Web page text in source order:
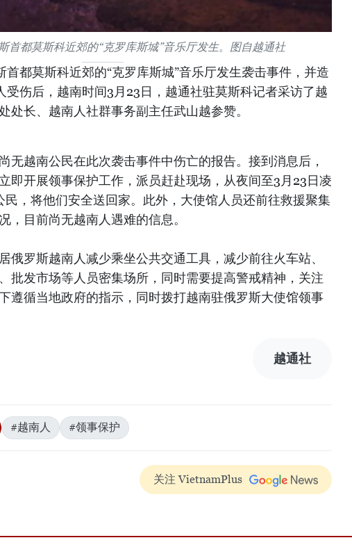
首都莫斯科近郊的“克罗库斯城”音乐厅发生。图自越通社
都莫斯科近郊的“克罗库斯城”音乐厅发生袭击事件，并造
受伤后，越南时间3月23日，越通社驻莫斯科记者采访了越
处长、越南人社群事务副主任武山越参赞。
无越南公民在此次袭击事件中伤亡的报告。接到消息后，
即开展领事保护工作，派员赶赴现场，从夜间至3月23日凌
民，将他们安全送回家。此外，大使馆人员还前往救援聚集
，目前尚无越南人遇难的信息。
俄罗斯越南人减少乘坐公共交通工具，减少前往火车站、
批发市场等人员密集场所，同时需要提高警戒精神，关注
遵循当地政府的指示，同时拨打越南驻俄罗斯大使馆领事
越通社
#越南人 #领事保护
关注 VietnamPlus